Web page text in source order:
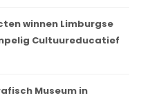
winnen Limburgse
Cultuureducatief
Museum in